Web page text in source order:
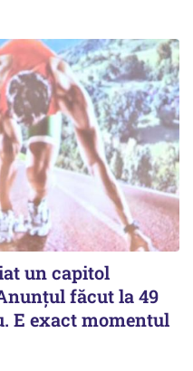
un capitol
făcut la 49
E exact momentul